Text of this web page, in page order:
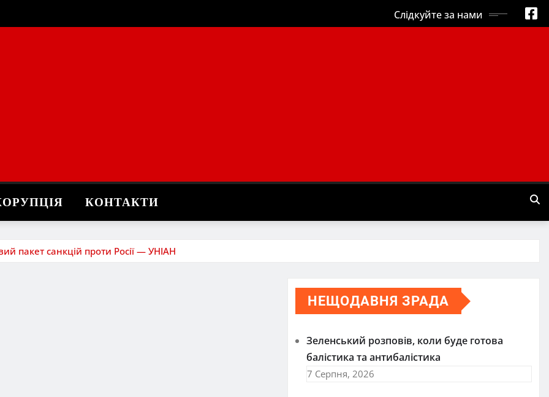
Слідкуйте за нами
КОНТАКТИ
пакет санкцій проти Росії — УНІАН
НЕЩОДАВНЯ ЗРАДА
Зеленський розповів, коли буде готова
балістика та антибалістика
7 Серпня, 2026